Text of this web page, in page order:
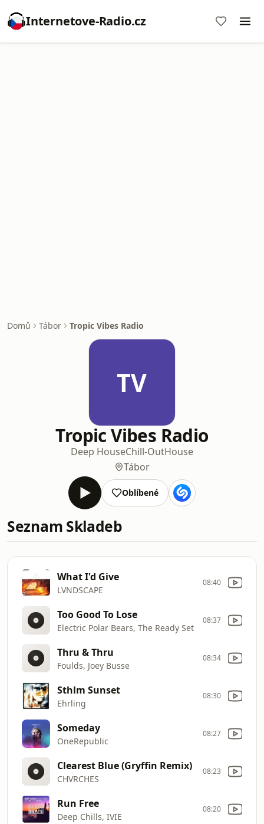
Internetove-Radio.cz
Domů Tábor Tropic Vibes Radio
TV
Tropic Vibes Radio
Deep HouseChill-OutHouse
Tábor
Oblíbené
Seznam Skladeb
What I'd Give
LVNDSCAPE
08:40
Too Good To Lose
Electric Polar Bears, The Ready Set
08:37
Thru & Thru
Foulds, Joey Busse
08:34
Sthlm Sunset
Ehrling
08:30
Someday
OneRepublic
08:27
Clearest Blue (Gryffin Remix)
CHVRCHES
08:23
Run Free
Deep Chills, IVIE
08:20